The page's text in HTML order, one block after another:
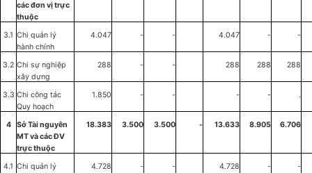
các đơn vị trực
thuộc
3.1 Chi quản lý
hành chính
4.047 - - 4.047 - -
3.2 Chi sự nghiệp
xây dựng
288 - - 288 288 288
3.3 Chi công tác
Quy hoạch
1.850 - - - - .
4
Sở Tài nguyên
MT và các ĐV
trực thuộc
18.383 3.500 3.500 - 13.633 8.905 6.706
4.1 Chi quản lý
4.728 - - 4.728 - -